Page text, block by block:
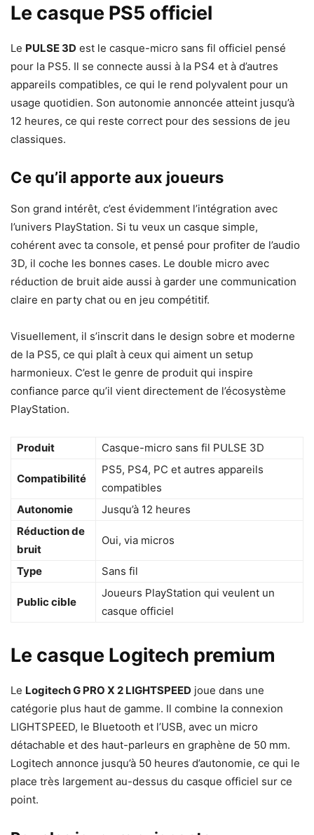
Le casque PS5 officiel
Le PULSE 3D est le casque-micro sans fil officiel pensé
pour la PS5. Il se connecte aussi à la PS4 et à d’autres
appareils compatibles, ce qui le rend polyvalent pour un
usage quotidien. Son autonomie annoncée atteint jusqu’à
12 heures, ce qui reste correct pour des sessions de jeu
classiques.
Ce qu’il apporte aux joueurs
Son grand intérêt, c’est évidemment l’intégration avec
l’univers PlayStation. Si tu veux un casque simple,
cohérent avec ta console, et pensé pour profiter de l’audio
3D, il coche les bonnes cases. Le double micro avec
réduction de bruit aide aussi à garder une communication
claire en party chat ou en jeu compétitif.
Visuellement, il s’inscrit dans le design sobre et moderne
de la PS5, ce qui plaît à ceux qui aiment un setup
harmonieux. C’est le genre de produit qui inspire
confiance parce qu’il vient directement de l’écosystème
PlayStation.
Produit Casque-micro sans fil PULSE 3D
Compatibilité
PS5, PS4, PC et autres appareils
compatibles
Autonomie
Jusqu’à 12 heures
Réduction de
bruit
Oui, via micros
Type Sans fil
Public cible
Joueurs PlayStation qui veulent un
casque officiel
Le casque Logitech premium
Le Logitech G PRO X 2 LIGHTSPEED joue dans une
catégorie plus haut de gamme. Il combine la connexion
LIGHTSPEED, le Bluetooth et l’USB, avec un micro
détachable et des haut-parleurs en graphène de 50 mm.
Logitech annonce jusqu’à 50 heures d’autonomie, ce qui le
place très largement au-dessus du casque officiel sur ce
point.